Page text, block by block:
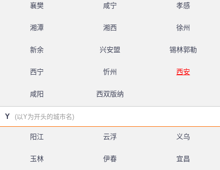
襄樊 咸宁 孝感
湘潭 湘西 徐州
新余 兴安盟 锡林郭勒
西宁 忻州 西安
咸阳 西双版纳
Y (以Y为开头的城市名)
阳江 云浮 义乌
玉林 伊春 宜昌